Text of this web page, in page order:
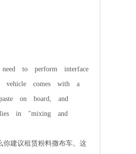
to perform interface
vehicle comes with a
on board, and
lies in "mixing and
你建议租赁粉料撒布车。这